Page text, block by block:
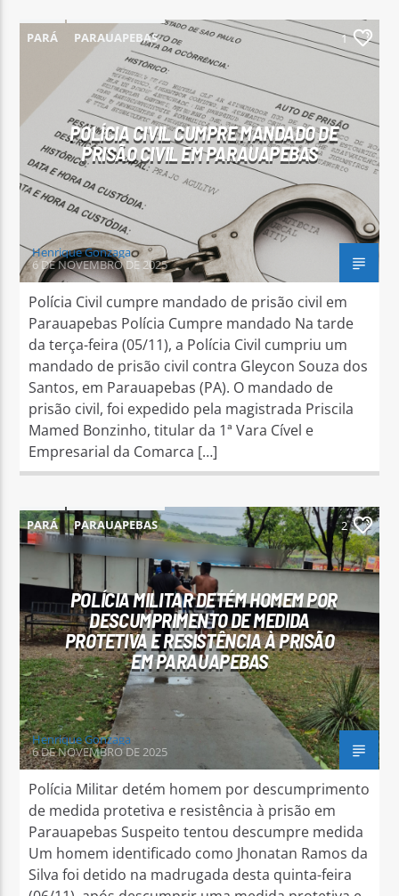
PARÁ PARAUAPEBAS 1
POLÍCIA CIVIL CUMPRE MANDADO DE
PRISÃO CIVIL EM PARAUAPEBAS
Henrique Gonzaga
6 DE NOVEMBRO DE 2025
Polícia Civil cumpre mandado de prisão civil em
Parauapebas Polícia Cumpre mandado Na tarde
da terça-feira (05/11), a Polícia Civil cumpriu um
mandado de prisão civil contra Gleycon Souza dos
Santos, em Parauapebas (PA). O mandado de
prisão civil, foi expedido pela magistrada Priscila
Mamed Bonzinho, titular da 1ª Vara Cível e
Empresarial da Comarca […]
PARÁ PARAUAPEBAS 2
POLÍCIA MILITAR DETÉM HOMEM POR
DESCUMPRIMENTO DE MEDIDA
PROTETIVA E RESISTÊNCIA À PRISÃO
EM PARAUAPEBAS
Henrique Gonzaga
6 DE NOVEMBRO DE 2025
Polícia Militar detém homem por descumprimento
de medida protetiva e resistência à prisão em
Parauapebas Suspeito tentou descumpre medida
Um homem identificado como Jhonatan Ramos da
Silva foi detido na madrugada desta quinta-feira